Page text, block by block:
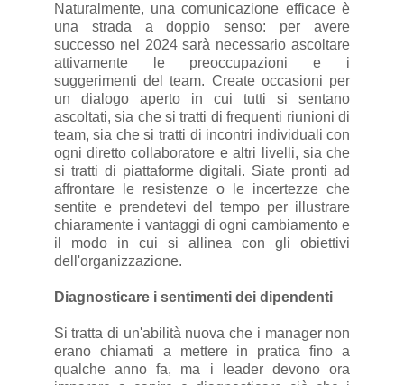
Naturalmente, una comunicazione efficace è
una strada a doppio senso: per avere
successo nel 2024 sarà necessario ascoltare
attivamente le preoccupazioni e i
suggerimenti del team. Create occasioni per
un dialogo aperto in cui tutti si sentano
ascoltati, sia che si tratti di frequenti riunioni di
team, sia che si tratti di incontri individuali con
ogni diretto collaboratore e altri livelli, sia che
si tratti di piattaforme digitali. Siate pronti ad
affrontare le resistenze o le incertezze che
sentite e prendetevi del tempo per illustrare
chiaramente i vantaggi di ogni cambiamento e
il modo in cui si allinea con gli obiettivi
dell'organizzazione.
Diagnosticare i sentimenti dei dipendenti
Si tratta di un'abilità nuova che i manager non
erano chiamati a mettere in pratica fino a
qualche anno fa, ma i leader devono ora